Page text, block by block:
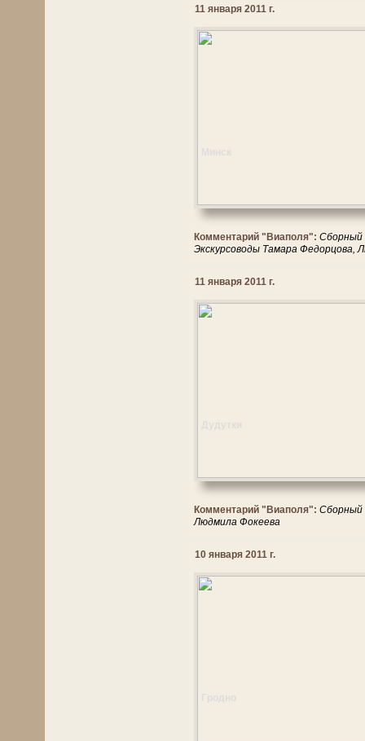
11 января 2011 г.
Комментарий "Виаполя": Сборный
Экскурсоводы Тамара Федорцова,
11 января 2011 г.
Комментарий "Виаполя": Сборный
Людмила Фокеева
10 января 2011 г.